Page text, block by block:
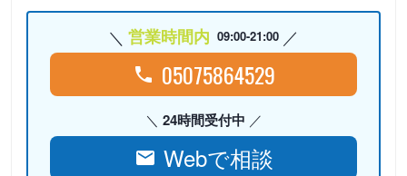
営業時間内 09:00-21:00
05075864529
24時間受付中
Webで相談